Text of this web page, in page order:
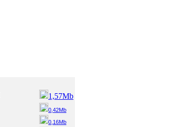
1,57Mb
0,42Mb
0,16Mb